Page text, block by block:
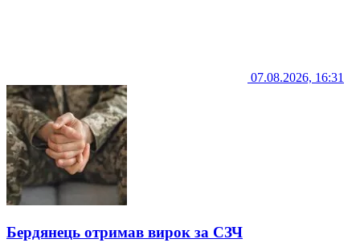
07.08.2026, 16:31
Бердянець отримав вирок за СЗЧ